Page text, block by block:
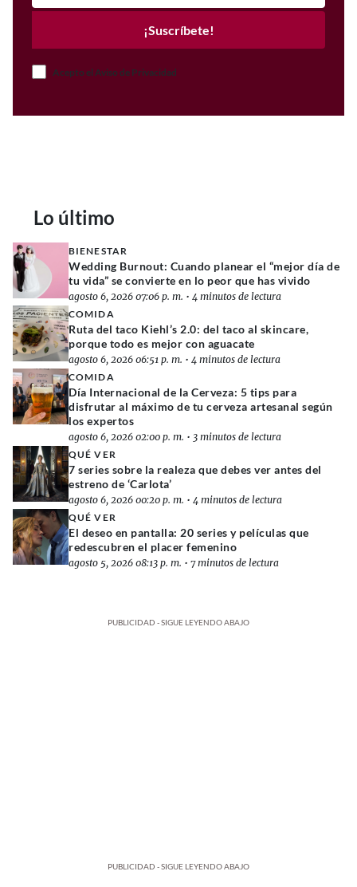
¡Suscríbete!
Acepto el Aviso de Privacidad
Lo último
BIENESTAR
Wedding Burnout: Cuando planear el “mejor día de
tu vida” se convierte en lo peor que has vivido
agosto 6, 2026 07:06 p. m. • 4 minutos de lectura
COMIDA
Ruta del taco Kiehl’s 2.0: del taco al skincare,
porque todo es mejor con aguacate
agosto 6, 2026 06:51 p. m. • 4 minutos de lectura
COMIDA
Día Internacional de la Cerveza: 5 tips para
disfrutar al máximo de tu cerveza artesanal según
los expertos
agosto 6, 2026 02:00 p. m. • 3 minutos de lectura
QUÉ VER
7 series sobre la realeza que debes ver antes del
estreno de ‘Carlota’
agosto 6, 2026 00:20 p. m. • 4 minutos de lectura
QUÉ VER
El deseo en pantalla: 20 series y películas que
redescubren el placer femenino
agosto 5, 2026 08:13 p. m. • 7 minutos de lectura
PUBLICIDAD - SIGUE LEYENDO ABAJO
PUBLICIDAD - SIGUE LEYENDO ABAJO